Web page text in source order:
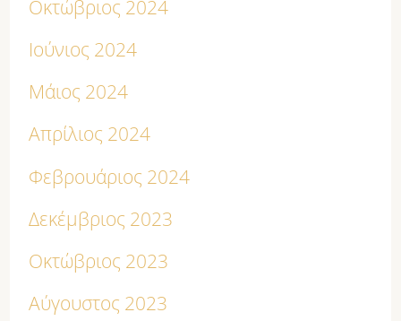
Οκτώβριος 2024
Ιούνιος 2024
Μάιος 2024
Απρίλιος 2024
Φεβρουάριος 2024
Δεκέμβριος 2023
Οκτώβριος 2023
Αύγουστος 2023